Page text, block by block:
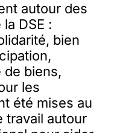
autour des
DSE :
bien
de biens,
les
été mises au
travail autour